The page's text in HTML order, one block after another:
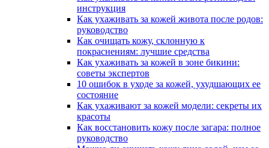
инструкция
Как ухаживать за кожей живота после родов:
руководство
Как очищать кожу, склонную к
покраснениям: лучшие средства
Как ухаживать за кожей в зоне бикини:
советы экспертов
10 ошибок в уходе за кожей, ухудшающих ее
состояние
Как ухаживают за кожей модели: секреты их
красоты
Как восстановить кожу после загара: полное
руководство